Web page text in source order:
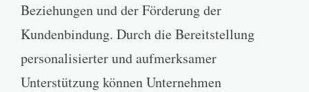
Beziehungen und der Förderung der
Kundenbindung. Durch die Bereitstellung
personalisierter und aufmerksamer
Unterstützung können Unternehmen